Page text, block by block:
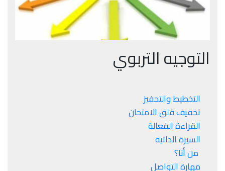
التوجيه التربوي
التخطيط والتحفيز
تخفيف قلق الامتحان
القراءة الفعالة
السيرة الذاتية
من أنا؟
مهارة التواصل